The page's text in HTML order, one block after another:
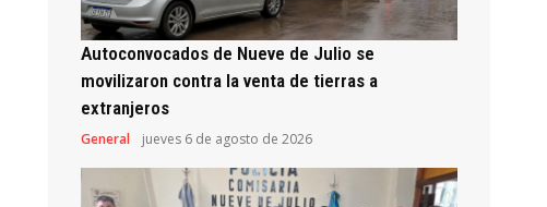
Autoconvocados de Nueve de Julio se
movilizaron contra la venta de tierras a
extranjeros
General jueves 6 de agosto de 2026